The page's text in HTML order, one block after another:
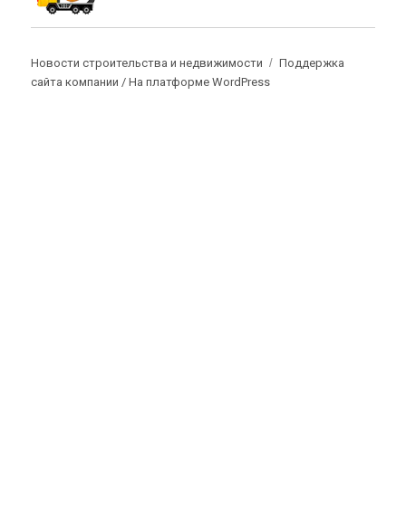
Новости строительства и недвижимости
Поддержка
сайта компании /На платформе WordPress